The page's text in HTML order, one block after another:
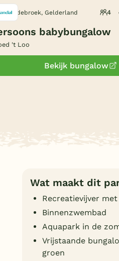
Texel
Limburg
Duitsland
België
Oldebroek, Gelderland 4
babybungalow
't Loo
Bekijk bungalow
Wat maakt dit
Recreatievijver
Binnenzwembad
Aquapark in de
Vrijstaande
groen